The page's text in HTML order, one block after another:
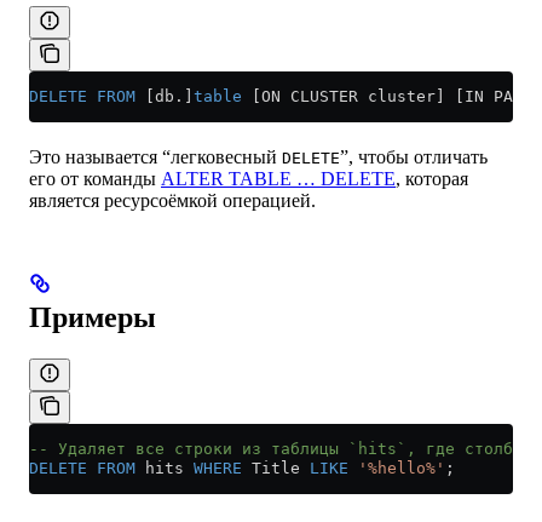
DELETE FROM [db.] table [ON CLUSTER cluster] [IN
Это называется “легковесный DELETE”, чтобы отличать
его от команды ALTER TABLE … DELETE, которая
является ресурсоёмкой операцией.
Примеры
-- Удаляет все строки из таблицы `hits`, где
DELETE FROM hits WHERE Title LIKE '%hello%' ;